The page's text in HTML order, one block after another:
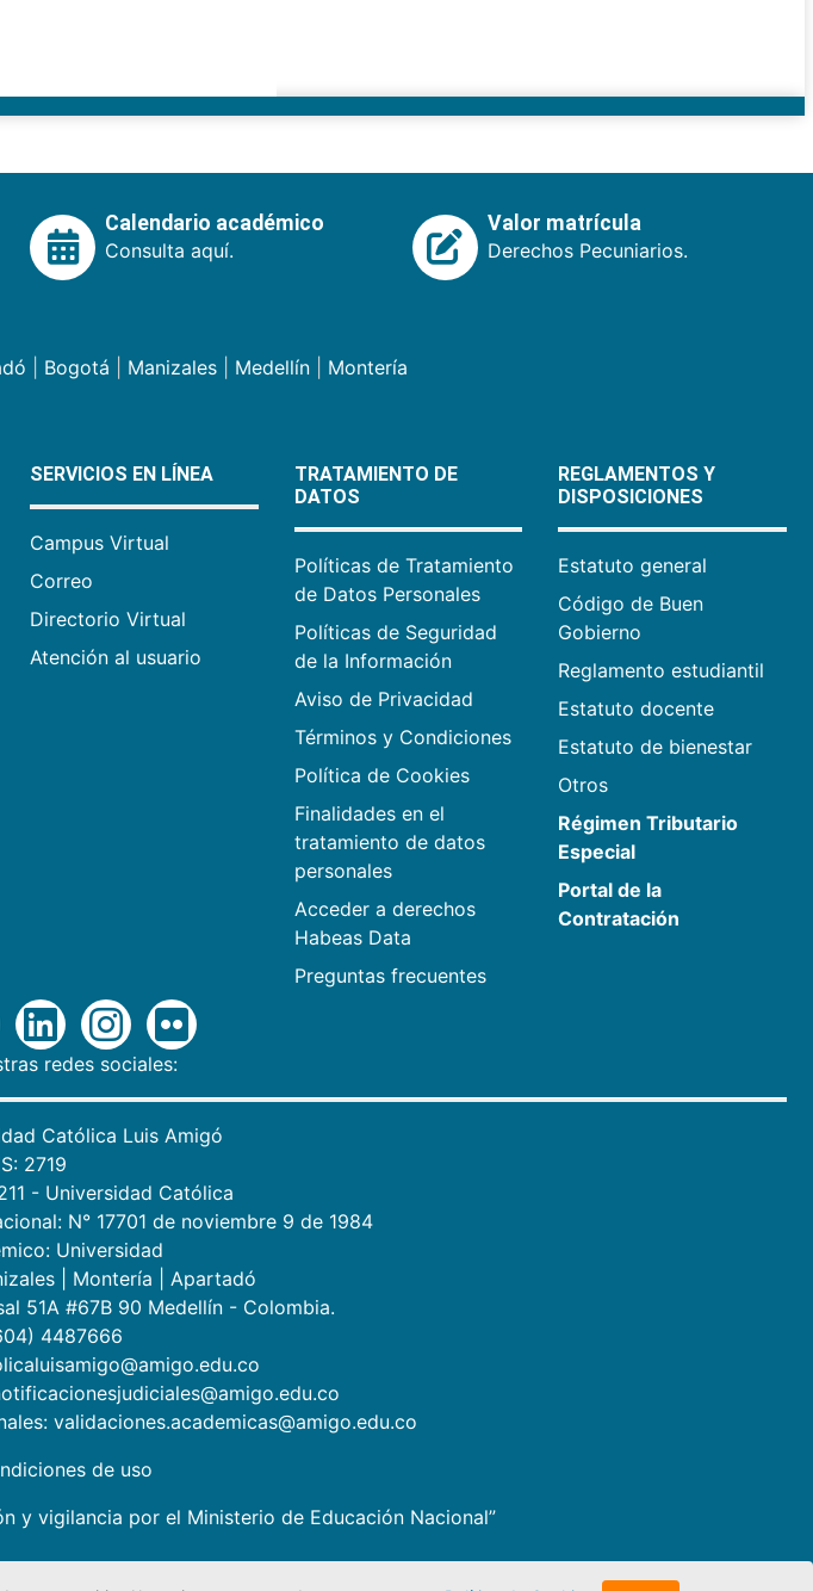
Calendario académico
Consulta aquí.
Valor matrícula
Derechos Pecuniarios.
Bogotá Manizales| Medellín| Montería
SERVICIOS EN LÍNEA
Campus Virtual
Correo
Directorio Virtual
Atención al usuario
TRATAMIENTO DE
DATOS
Políticas de Tratamiento
de Datos Personales
Políticas de Seguridad
de la Información
Aviso de Privacidad
Términos y Condiciones
Política de Cookies
Finalidades en el
tratamiento de datos
personales
Acceder a derechos
Habeas Data
Preguntas frecuentes
REGLAMENTOS Y
DISPOSICIONES
Estatuto general
Código de Buen
Gobierno
Reglamento estudiantil
Estatuto docente
Estatuto de bienestar
Otros
Régimen Tributario
Especial
Portal de la
Contratación
redes sociales:
Católica Luis Amigó
2719
- Universidad Católica
N° 17701 de noviembre 9 de 1984
Universidad
Montería
Apartadó
51A #67B 90 Medellín - Colombia.
4487666
validaciones.academicas@amigo.edu.co
de uso
y vigilancia por el Ministerio de Educación Nacional”